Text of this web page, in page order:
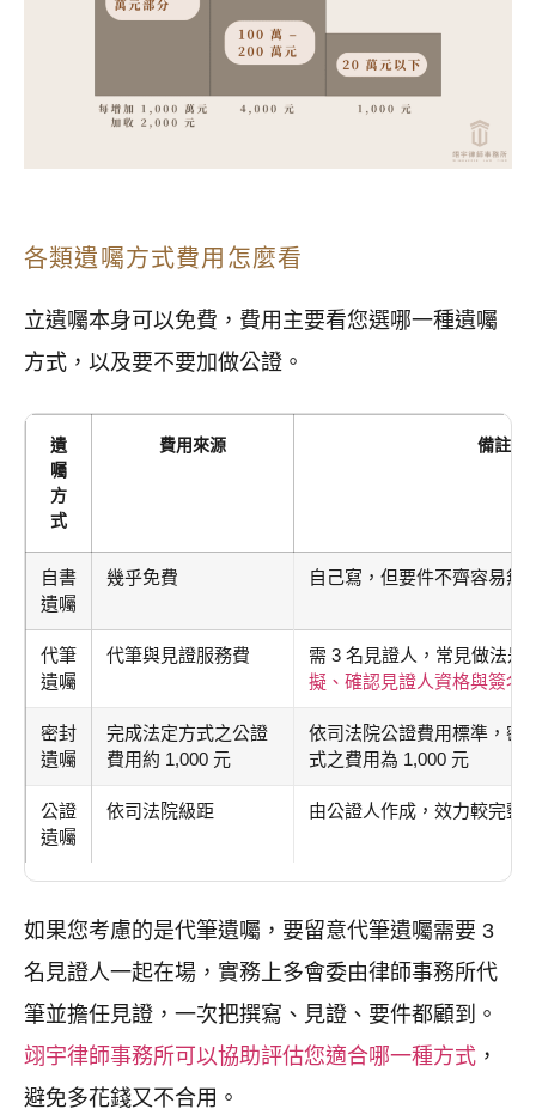
各類遺囑方式費用怎麼看
立遺囑本身可以免費，費用主要看您選哪一種遺囑
方式，以及要不要加做公證。
遺
囑
方
式
費用來源 備註
自書
遺囑
幾乎免費 自己寫，但要件不齊容易無
代筆
遺囑
代筆與見證服務費 需 3 名見證人，常見做法是
擬、確認見證人資格與簽名
密封
遺囑
完成法定方式之公證
費用約 1,000 元
依司法院公證費用標準，密
式之費用為 1,000 元
公證
遺囑
依司法院級距 由公證人作成，效力較完整
如果您考慮的是代筆遺囑，要留意代筆遺囑需要 3
名見證人一起在場，實務上多會委由律師事務所代
筆並擔任見證，一次把撰寫、見證、要件都顧到。
翊宇律師事務所可以協助評估您適合哪一種方式 ，
避免多花錢又不合用。